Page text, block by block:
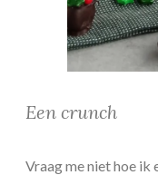
Een crunch
Vraag me niet hoe ik